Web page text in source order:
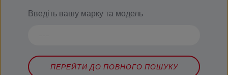
Введіть вашу марку та модель
ПЕРЕЙТИ ДО ПОВНОГО ПОШУКУ